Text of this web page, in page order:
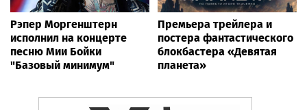
Рэпер Моргенштерн
исполнил на концерте
песню Мии Бойки
"Базовый минимум"
Премьера трейлера и
постера фантастического
блокбастера «Девятая
планета»